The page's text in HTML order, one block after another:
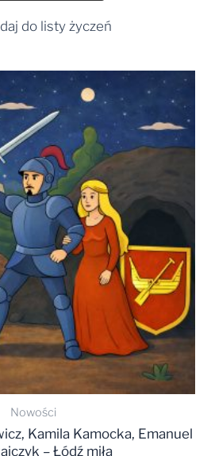
do listy życzeń
Nowości
Odtwarzacz
plików
Kamila Kamocka, Emanuel
– Łódź miła